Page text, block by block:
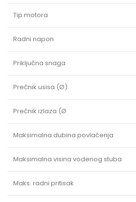
Tip motora
Radni napon
Priključna snaga
Prečnik usisa (Ø)
Prečnik izlaza (Ø
Maksimalna dubina povlačenja
Maksimalna visina vodenog stuba
Maks. radni pritisak